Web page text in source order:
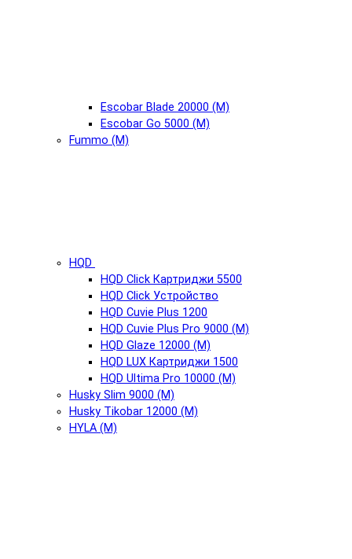
Escobar Blade 20000 (М)
Escobar Go 5000 (М)
Fummo (М)
HQD
HQD Click Картриджи 5500
HQD Click Устройство
HQD Cuvie Plus 1200
HQD Cuvie Plus Pro 9000 (М)
HQD Glaze 12000 (М)
HQD LUX Картриджи 1500
HQD Ultima Pro 10000 (М)
Husky Slim 9000 (М)
Husky Tikobar 12000 (М)
HYLA (М)